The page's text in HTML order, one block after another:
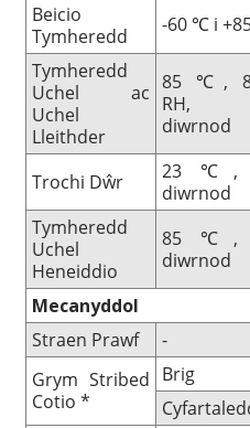
Beicio
Tymheredd
-60℃i
Tymheredd
Uchel ac
Uchel
Lleithder
85 ℃,
RH,
diwrnod
Trochi Dŵr
23 ℃,
diwrnod
Tymheredd
Uchel
Heneiddio
85 ℃,
diwrnod
Mecanyddol
Straen Prawf
-
Grym Stribed
Cotio *
Brig